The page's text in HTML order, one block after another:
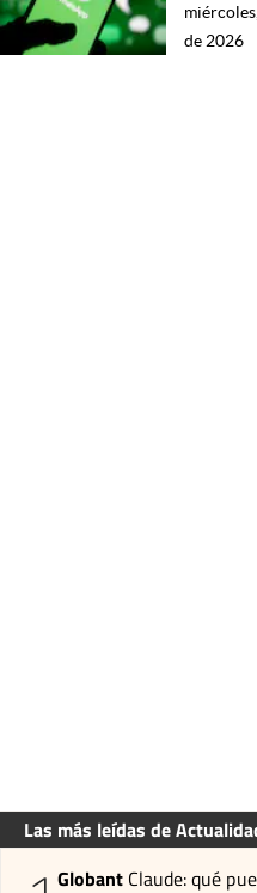
de 2026
Las más leídas de
Globant Claude: qué